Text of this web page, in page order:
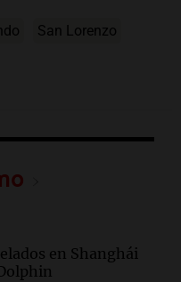
San Lorenzo
en Shanghái